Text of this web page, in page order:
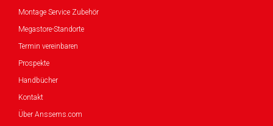
Montage Service Zubehör
Megastore-Standorte
Termin vereinbaren
Prospekte
Handbücher
Kontakt
Über Anssems.com